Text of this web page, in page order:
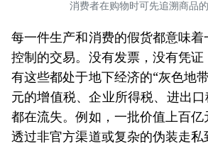
消费者在购物时可先追溯商品的
每一件生产和消费的假货都意味
控制的交易。没有发票，没有凭
有这些都处于地下经济的“灰色地
元的增值税、企业所得税、进出
都在流失。例如，一批价值上百
透过非官方渠道或复杂的伪装走